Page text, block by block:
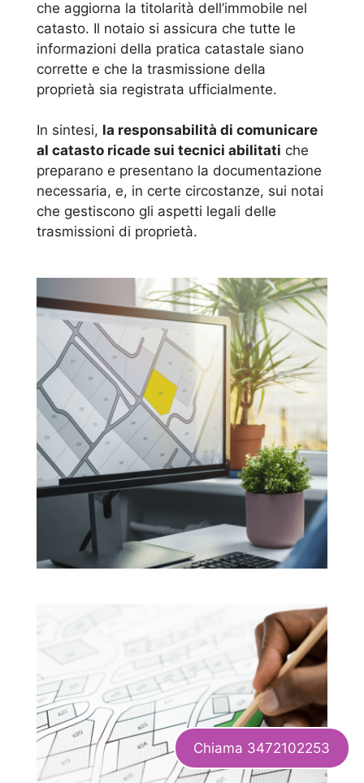
che aggiorna la titolarità dell’immobile nel
catasto. Il notaio si assicura che tutte le
informazioni della pratica catastale siano
corrette e che la trasmissione della
proprietà sia registrata ufficialmente.
In sintesi, la responsabilità di comunicare
al catasto ricade sui tecnici abilitati che
preparano e presentano la documentazione
necessaria, e, in certe circostanze, sui notai
che gestiscono gli aspetti legali delle
trasmissioni di proprietà.
Chiama 3472102253